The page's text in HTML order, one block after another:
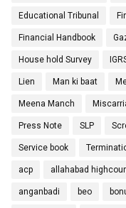
Educational Tribunal
Financial Handbook
House hold Survey
Lien Man ki baat
Meena Manch
Press Note SLP
Service book
acp allahabad
anganbadi beo